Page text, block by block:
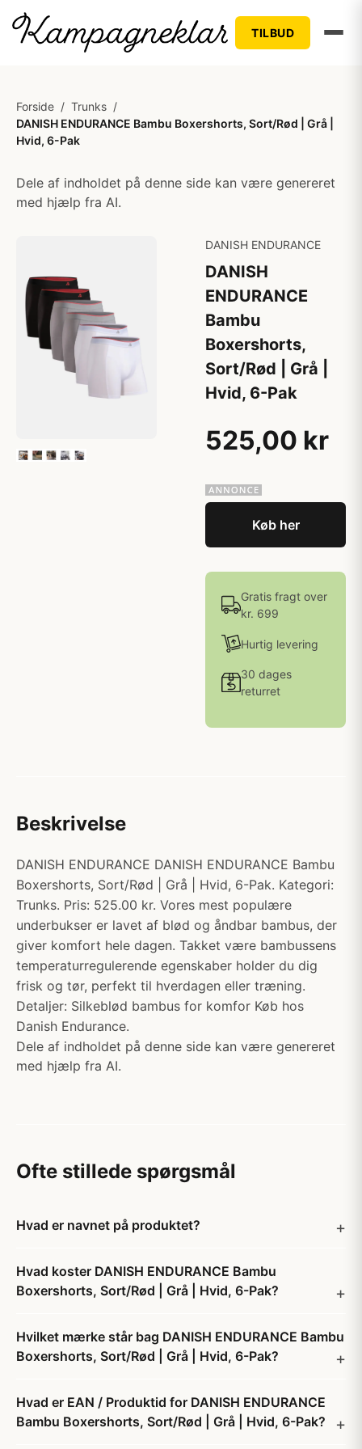
TILBUD
Forside / Trunks /
DANISH ENDURANCE Bambu Boxershorts, Sort/Rød | Grå |
Hvid, 6-Pak
Dele af indholdet på denne side kan være genereret
med hjælp fra AI.
DANISH ENDURANCE
DANISH
ENDURANCE
Bambu
Boxershorts,
Sort/Rød | Grå |
Hvid, 6-Pak
525,00 kr
Køb her
Gratis fragt over
kr. 699
Hurtig levering
30 dages
returret
Beskrivelse
DANISH ENDURANCE DANISH ENDURANCE Bambu
Boxershorts, Sort/Rød | Grå | Hvid, 6-Pak. Kategori:
Trunks. Pris: 525.00 kr. Vores mest populære
underbukser er lavet af blød og åndbar bambus, der
giver komfort hele dagen. Takket være bambussens
temperaturregulerende egenskaber holder du dig
frisk og tør, perfekt til hverdagen eller træning.
Detaljer: Silkeblød bambus for komfor Køb hos
Danish Endurance.
Dele af indholdet på denne side kan være genereret
med hjælp fra AI.
Ofte stillede spørgsmål
Hvad er navnet på produktet?
Hvad koster DANISH ENDURANCE Bambu
Boxershorts, Sort/Rød | Grå | Hvid, 6-Pak?
Hvilket mærke står bag DANISH ENDURANCE Bambu
Boxershorts, Sort/Rød | Grå | Hvid, 6-Pak?
Hvad er EAN / Produktid for DANISH ENDURANCE
Bambu Boxershorts, Sort/Rød | Grå | Hvid, 6-Pak?